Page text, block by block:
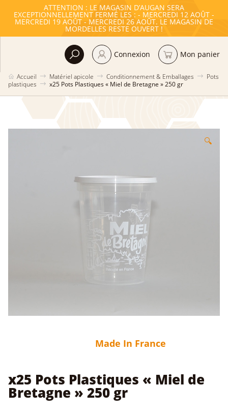
ATTENTION : LE MAGASIN D’AUGAN SERA
EXCEPTIONNELLEMENT FERMÉ LES : - MERCREDI 12 AOÛT -
MERCREDI 19 AOÛT - MERCREDI 26 AOÛT. LE MAGASIN DE
MORDELLES RESTE OUVERT !
Accueil Matériel apicole Conditionnement & Emballages
Pots
plastiques
x25 Pots Plastiques « Miel de Bretagne » 250 gr
Connexion Mon panier
🔍
Made In France
x25 Pots Plastiques « Miel de
Bretagne » 250 gr